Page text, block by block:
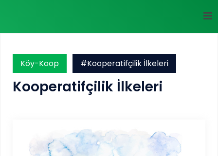
Köy-Koop #Kooperatifçilik İlkeleri
Kooperatifçilik İlkeleri